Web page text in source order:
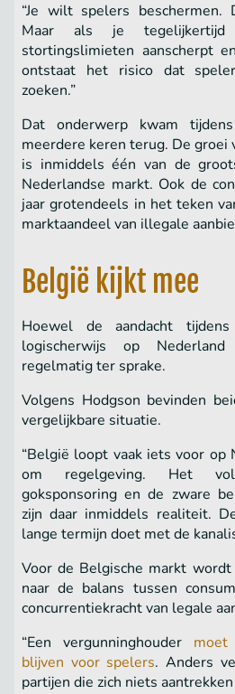
“Je wilt spelers beschermen.
Maar als je tegelijkertijd
stortingslimieten aanscherpt
ontstaat het risico dat
zoeken.”
Dat onderwerp kwam
meerdere keren terug. De groei
is inmiddels één van de
Nederlandse markt. Ook de
jaar grotendeels in het teken
marktaandeel van illegale
België kijkt mee
Hoewel de aandacht
logischerwijs op
regelmatig ter sprake.
Volgens Hodgson bevinden
vergelijkbare situatie.
“België loopt vaak iets voor op
om regelgeving. Het
goksponsoring en de zware
zijn daar inmiddels realiteit.
lange termijn doet met de
Voor de Belgische markt
naar de balans tussen
concurrentiekracht van legale
“Een vergunninghouder moet
blijven voor spelers. Anders
partijen die zich niets